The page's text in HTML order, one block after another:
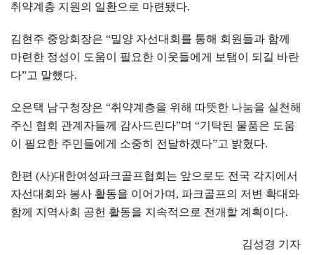
취약계층 지원의 일환으로 마련됐다.
김현주 중앙회장은 “밀양 자선대회를 통해 회원들과 함께
마련한 정성이 도움이 필요한 이웃들에게 보탬이 되길 바란
다”고 말했다.
오은택 남구청장은 “취약계층을 위해 따뜻한 나눔을 실천해
주신 협회 관계자들께 감사드린다”며 “기탁된 물품은 도움
이 필요한 주민들에게 소중히 전달하겠다”고 밝혔다.
한편 (사)대한여성파크골프협회는 앞으로도 전국 각지에서
자선대회와 봉사 활동을 이어가며 , 파크골프의 저변 확대와
함께 지역사회 공헌 활동을 지속적으로 전개할 계획이다.
김성경 기자